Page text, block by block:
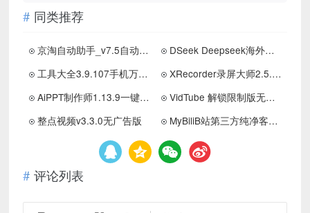
同类推荐
京淘自动助手_v7.5自动签到，自动浏览任务
DSeek Deepseek海外版 无限制聊天
工具大全3.9.107手机万能工具箱 解锁会员功能
XRecorder录屏大师2.5.0.1解锁会员版
AiPPT制作师1.13.9一键生成PPT模板多样化
VidTube 解锁限制版无限制下载网页视频
整点视频v3.3.0无广告版
MyBiliB站第三方纯净客户端支持HDR真彩4K
评论列表